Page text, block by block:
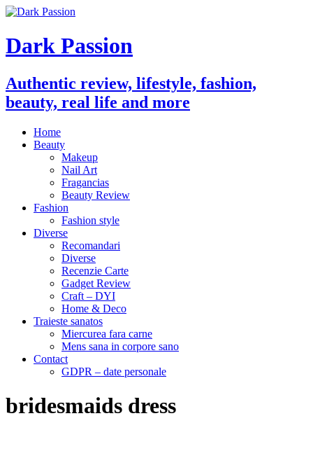
Dark Passion
Authentic review, lifestyle, fashion,
beauty, real life and more
Home
Beauty
Makeup
Nail Art
Fragancias
Beauty Review
Fashion
Fashion style
Diverse
Recomandari
Diverse
Recenzie Carte
Gadget Review
Craft – DYI
Home & Deco
Traieste sanatos
Miercurea fara carne
Mens sana in corpore sano
Contact
GDPR – date personale
bridesmaids dress